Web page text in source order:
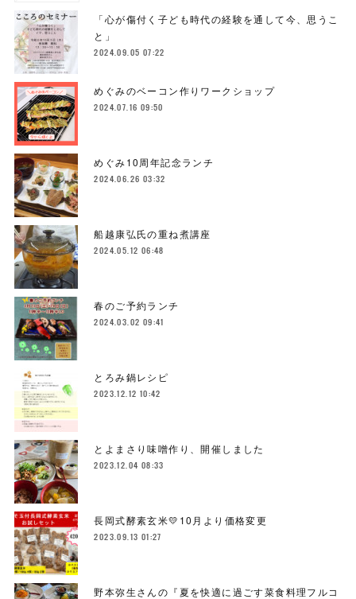
「心が傷付く子ども時代の経験を通して今、思うこ
と」
2024.09.05 07:22
めぐみのベーコン作りワークショップ
2024.07.16 09:50
めぐみ10周年記念ランチ
2024.06.26 03:32
船越康弘氏の重ね煮講座
2024.05.12 06:48
春のご予約ランチ
2024.03.02 09:41
とろみ鍋レシピ
2023.12.12 10:42
とよまさり味噌作り、開催しました
2023.12.04 08:33
長岡式酵素玄米💛10月より価格変更
2023.09.13 01:27
野本弥生さんの『夏を快適に過ごす菜食料理フルコ